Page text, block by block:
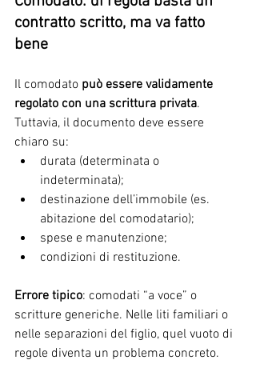
contratto scritto, ma va fatto
bene
Il comodato può essere validamente
regolato con una scrittura privata.
Tuttavia, il documento deve essere
chiaro su:
durata (determinata o
indeterminata);
destinazione dell’immobile (es.
abitazione del comodatario);
spese e manutenzione;
condizioni di restituzione.
Errore tipico: comodati “a voce” o
scritture generiche. Nelle liti familiari o
nelle separazioni del figlio, quel vuoto di
regole diventa un problema concreto.